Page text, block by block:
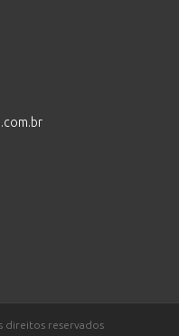
direitos reservados